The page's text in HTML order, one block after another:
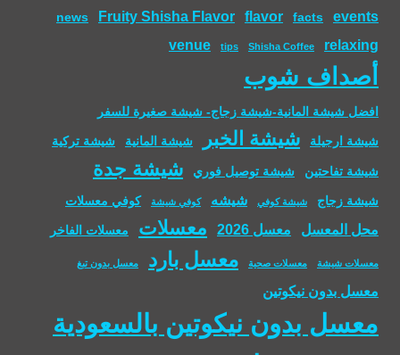
events
facts
flavor
Fruity Shisha Flavor
news
relaxing
Shisha Coffee
tips
venue
أصداف شوب
افضل شيشة المانية-شيشة زجاج- شيشة صغيرة للسفر
شيشة ارجيلة شيشة الخبر شيشة المانية شيشة تركية
شيشة تفاحتين شيشة توصيل فوري شيشة جدة
شيشة زجاج شيشة كوفي شيشه كوفي شيشة كوفي معسلات
محل المعسل معسل 2026 معسلات معسلات الفاخر
معسلات شيشة معسلات صحية معسل بارد معسل بدون تبغ
معسل بدون نيكوتين
معسل بدون نيكوتين بالسعودية